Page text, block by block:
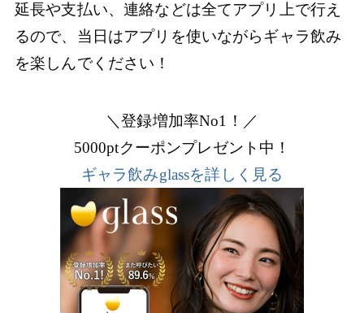
延長や支払い、連絡などは全てアプリ上で行え
るので、当日はアプリを使いながらギャラ飲み
を楽しんでください！
＼登録増加率No1！／
5000ptクーポンプレゼント中！
ギャラ飲みglassを詳しく見る